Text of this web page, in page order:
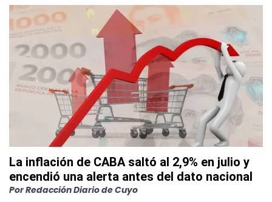
La inflación de CABA saltó al 2,9% en julio y
encendió una alerta antes del dato nacional
PorRedacción Diario de Cuyo